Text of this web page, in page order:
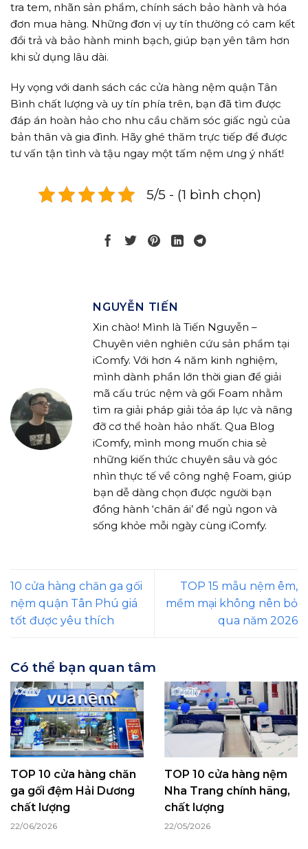
tra tem, nhãn sản phẩm, chính sách bảo hành và hóa
đơn mua hàng. Những đơn vị uy tín thường có cam kết
đổi trả và bảo hành minh bạch, giúp bạn yên tâm hơn
khi sử dụng lâu dài.
Hy vọng với danh sách các cửa hàng nệm quận Tân
Bình chất lượng và uy tín phía trên, bạn đã tìm được
đáp án hoàn hảo cho nhu cầu chăm sóc giấc ngủ của
bản thân và gia đình. Hãy ghé thăm trực tiếp để được
tư vấn tận tình và tậu ngay một tấm nệm ưng ý nhất!
5/5 - (1 bình chọn)
NGUYỄN TIẾN
Xin chào! Mình là Tiến Nguyễn –
Chuyên viên nghiên cứu sản phẩm tại
iComfy. Với hơn 4 năm kinh nghiệm,
mình dành phần lớn thời gian để giải
mã cấu trúc nệm và gối Foam nhằm
tìm ra giải pháp giải tỏa áp lực và nâng
đỡ cơ thể hoàn hảo nhất. Qua Blog
iComfy, mình mong muốn chia sẻ
những kiến thức chuyên sâu và góc
nhìn thực tế về công nghệ Foam, giúp
bạn dễ dàng chọn được người bạn
đồng hành ‘chân ái’ để ngủ ngon và
sống khỏe mỗi ngày cùng iComfy.
10 cửa hàng chăn ga gối
nệm quận Tân Phú giá
tốt được yêu thích
TOP 15 mẫu nệm êm,
mềm mại không nên bỏ
qua năm 2026
Có thể bạn quan tâm
TOP 10 cửa hàng chăn
ga gối đệm Hải Dương
chất lượng
22/06/2026
TOP 10 cửa hàng nệm
Nha Trang chính hãng,
chất lượng
22/05/2026